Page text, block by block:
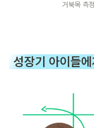
거북목 측
성장기 아이들